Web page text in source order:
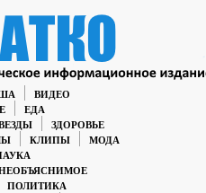
ВИДЕО
ЕДА
ЗДОРОВЬЕ
КЛИПЫ
МОДА
ПОЛИТИКА